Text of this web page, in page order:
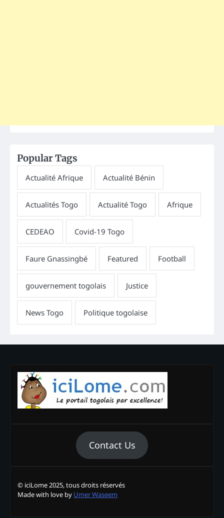
Popular Tags
Contact Us
© iciLome 2025, tous droits réservés
Made with love by Umer Waseem